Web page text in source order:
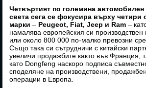
Четвъртият по големина
света сега се фокусира върху четири
марки – Peugeot, Fiat, Jeep и Ram –
намалява европейския си производствен
или около 800 000 по-малко превозни
Също така си сътрудничи с китайски
увеличи продажбите както във Франция,
като Dongfeng наскоро подписа
споделяне на производствени,
операции в Европа.